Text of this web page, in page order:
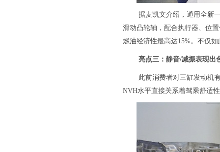
据麦凯文介绍，通用全新
滑动凸轮轴，配合执行器、位
燃油经济性最高达15%。不仅
亮点三：静音/减振表现出
此前消费者对三缸发动机
NVH水平直接关系着驾乘舒适